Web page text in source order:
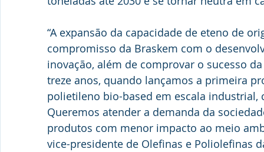
“A expansão da capacidade de eteno de
compromisso da Braskem com o
inovação, além de comprovar o sucesso
treze anos, quando lançamos a primeira
polietileno bio-based em escala
Queremos atender a demanda da
produtos com menor impacto ao meio
vice-presidente de Olefinas e Poliolefinas